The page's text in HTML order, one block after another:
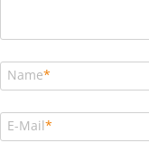
Name*
E-Mail*